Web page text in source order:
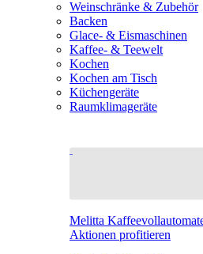
Weinschränke & Zubehör
Backen
Glace- & Eismaschinen
Kaffee- & Teewelt
Kochen
Kochen am Tisch
Küchengeräte
Raumklimageräte
Melitta
Aktionen profitieren